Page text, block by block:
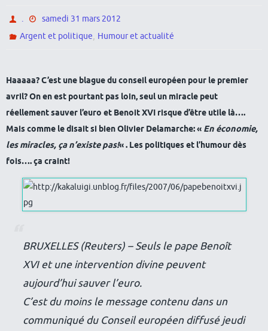
.
samedi 31 mars 2012
Argent et politique, Humour et actualité
Haaaaa? C’est une blague du conseil européen pour le premier
avril? On en est pourtant pas loin, seul un miracle peut
réellement sauver l’euro et Benoit XVI risque d’être utile là….
Mais comme le disait si bien Olivier Delamarche: « En économie,
les miracles, ça n’existe pas!« . Les politiques et l’humour dès
fois…. ça craint!
BRUXELLES (Reuters) – Seuls le pape Benoît
XVI et une intervention divine peuvent
aujourd’hui sauver l’euro.
C’est du moins le message contenu dans un
communiqué du Conseil européen diffusé jeudi